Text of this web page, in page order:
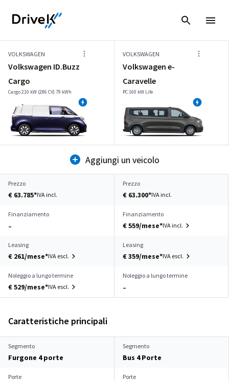
VOLKSWAGEN
Volkswagen ID.Buzz
Cargo
Cargo 210 kW (286 CV) 79 kWh
VOLKSWAGEN
Volkswagen e-
Caravelle
PC 160 kW Life
Aggiungi un veicolo
Prezzo
€ 63.785*IVA incl.
Prezzo
€ 63.300*IVA incl.
Finanziamento
–
Finanziamento
€ 559/mese*IVA incl.
Leasing
€ 261/mese*IVA escl.
Leasing
€ 359/mese*IVA escl.
Noleggio a lungo termine
€ 529/mese*IVA escl.
Noleggio a lungo termine
–
Caratteristiche principali
Segmento
Furgone 4 porte
Segmento
Bus 4 Porte
Porte Porte